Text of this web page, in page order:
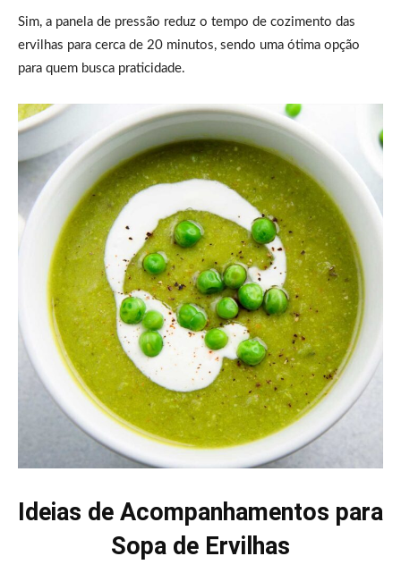
Sim, a panela de pressão reduz o tempo de cozimento das
ervilhas para cerca de 20 minutos, sendo uma ótima opção
para quem busca praticidade.
Ideias de Acompanhamentos para
Sopa de Ervilhas